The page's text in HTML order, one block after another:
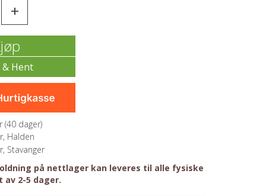
+
(40 dager)
Halden
Stavanger
på nettlager kan leveres til alle fysiske
2-5 dager.